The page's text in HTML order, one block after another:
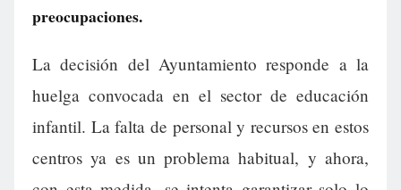
preocupaciones.
La decisión del Ayuntamiento responde a la
huelga convocada en el sector de educación
infantil. La falta de personal y recursos en estos
centros ya es un problema habitual, y ahora,